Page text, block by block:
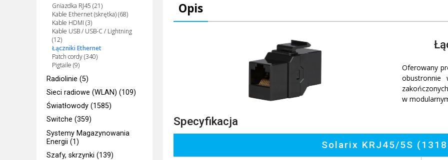
Gniazdka RJ45 (21)
Kable Ethernet (skrętka) (68)
Kable HDMI (3)
Kable USB / USB-C / Lightning
(12)
Łączniki Ethernet
Patch cordy (340)
Pigtaile (9)
Radiolinie (5)
Sieci radiowe (WLAN) (109)
Światłowody (1585)
Switche (359)
Systemy Magazynowania
Energii (1)
Szafy, skrzynki (139)
Opis
Oferowany
obustronnie
w
Specyfikacja
Solarix KRJ45/5S